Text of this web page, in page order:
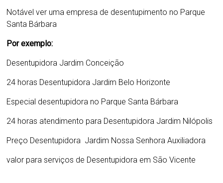
Notável ver uma empresa de desentupimento no Parque
Santa Bárbara
Por exemplo:
Desentupidora Jardim Conceição
24 horas Desentupidora Jardim Belo Horizonte
Especial desentupidora no Parque Santa Bárbara
24 horas atendimento para Desentupidora Jardim Nilópolis
Preço Desentupidora Jardim Nossa Senhora Auxiliadora
valor para serviços de Desentupidora em São Vicente